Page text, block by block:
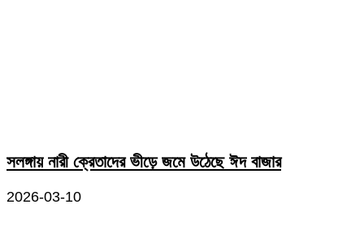
সলঙ্গায় নারী ক্রেতাদের ভীড়ে জমে উঠেছে ঈদ বাজার
2026-03-10